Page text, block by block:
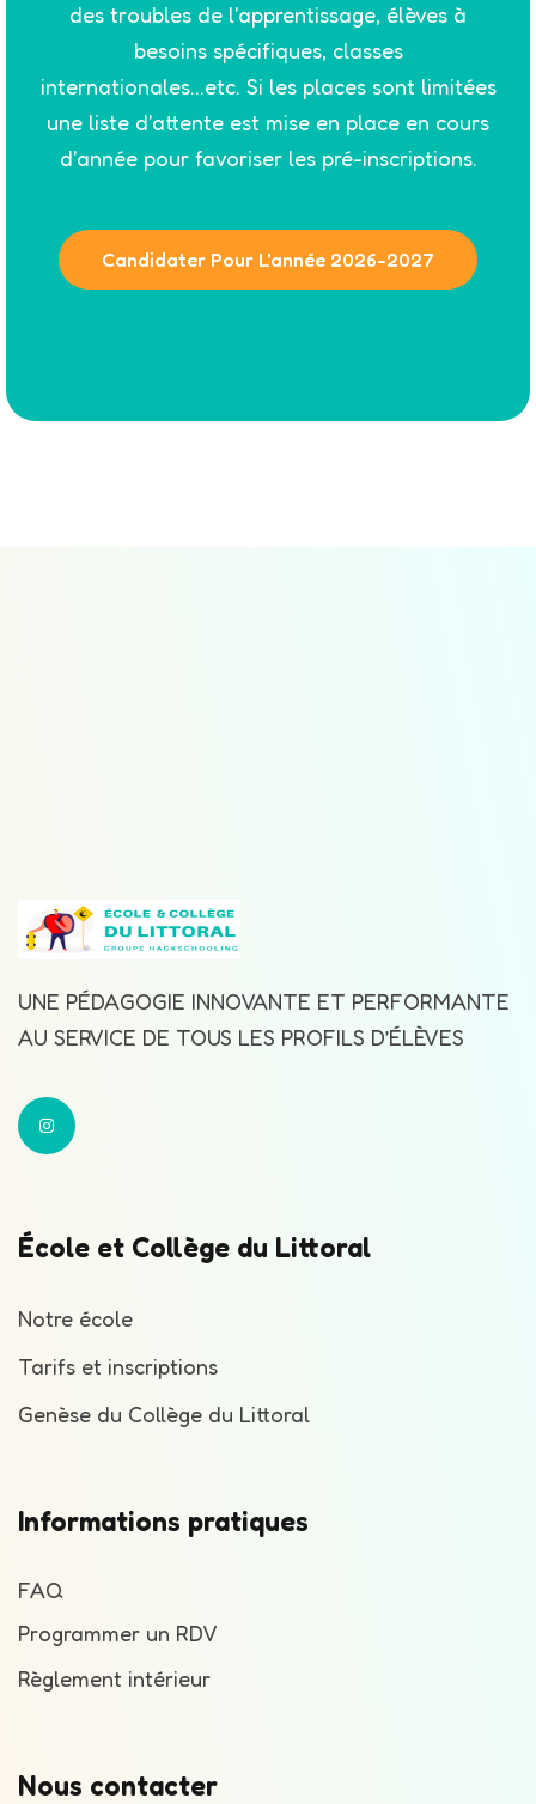
des troubles de l'apprentissage, élèves à
besoins spécifiques, classes
internationales...etc. Si les places sont limitées
une liste d'attente est mise en place en cours
d'année pour favoriser les pré-inscriptions.
Candidater Pour L'année 2026-2027
UNE PÉDAGOGIE INNOVANTE ET PERFORMANTE
AU SERVICE DE TOUS LES PROFILS D’ÉLÈVES
École et Collège du Littoral
Notre école
Tarifs et inscriptions
Genèse du Collège du Littoral
Informations pratiques
FAQ
Programmer un RDV
Règlement intérieur
Nous contacter